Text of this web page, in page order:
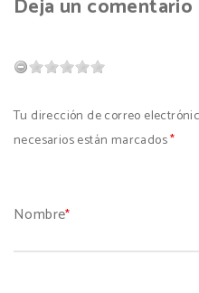
Deja un comentario
Tu dirección de correo
necesarios están marcados*
Nombre*